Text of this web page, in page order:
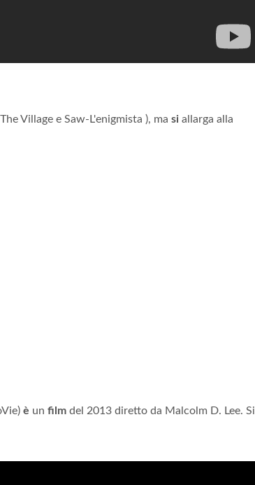
Village e Saw-L'enigmista ), ma si allarga alla
è un film del 2013 diretto da Malcolm D. Lee. Si